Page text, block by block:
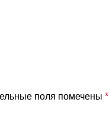
поля помечены *